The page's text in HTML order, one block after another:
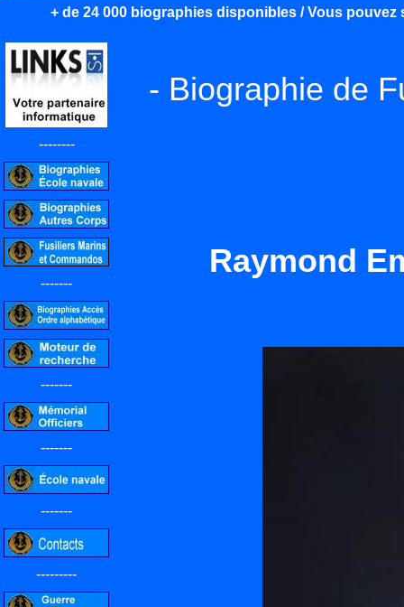
+ de 24 000 biographies disponibles / Vous
--------
-------
-------
-------
-------
---------
- Biographie de
Raymond